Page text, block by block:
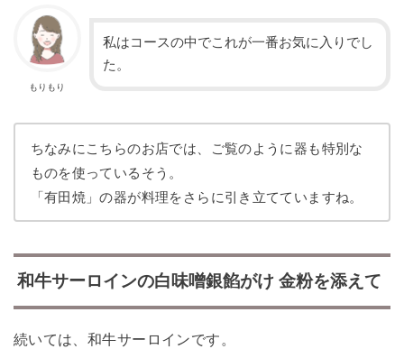
もりもり
私はコースの中でこれが一番お気に入りでし
た。
ちなみにこちらのお店では、ご覧のように器も特別な
ものを使っているそう。
「有田焼」の器が料理をさらに引き立てていますね。
和牛サーロインの白味噌銀餡がけ 金粉を添えて
続いては、和牛サーロインです。